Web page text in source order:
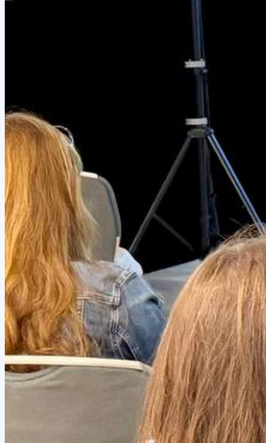
Колл-центр для онлайн-школ
АКЦ в сфере недвижимости
Интеграции
Виджет для amoCRM
Битрикс24
SMS-центр
ЭнвиБокс
HyperScript
API
AI помощники
Шаблоны голосовых роботов
Голосовой робот для звонков
Голосовой робот с женским голосом